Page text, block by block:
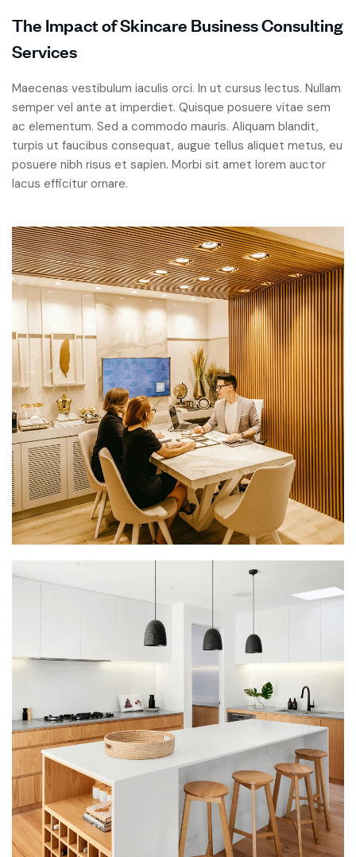
The Impact of Skincare Business Consulting
Services
Maecenas vestibulum iaculis orci. In ut cursus lectus. Nullam
semper vel ante at imperdiet. Quisque posuere vitae sem
ac elementum. Sed a commodo mauris. Aliquam blandit,
turpis ut faucibus consequat, augue tellus aliquet metus, eu
posuere nibh risus et sapien. Morbi sit amet lorem auctor
lacus efficitur ornare.